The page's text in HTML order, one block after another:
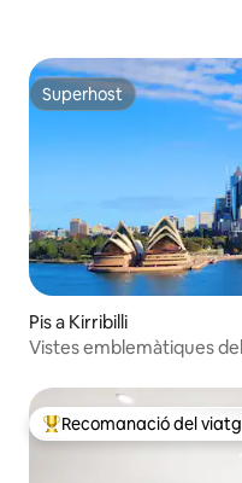
Superhost
Superhost
Pis a Kirribilli
Vistes emblemàtiques
Principals
Recomanació del